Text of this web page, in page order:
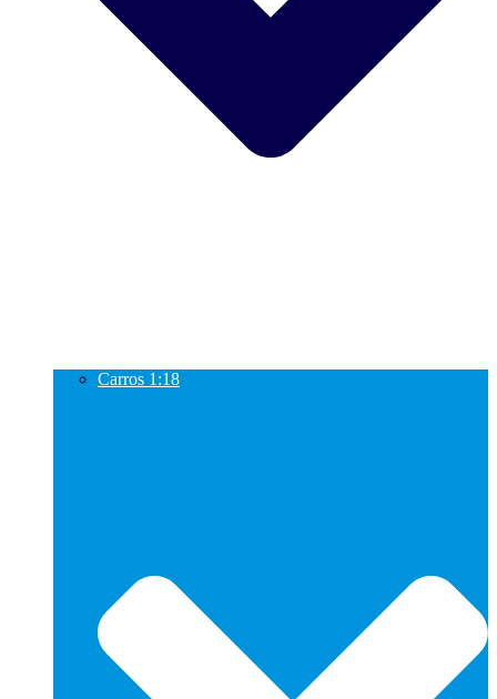
Carros 1:18